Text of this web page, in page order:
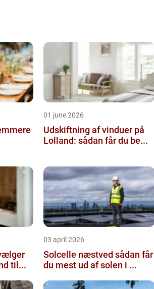
01 june 2026
Udskiftning af vinduer på
Lolland: sådan får du be...
til...
03 april 2026
Solcelle næstved sådan får
du mest ud af solen i ...